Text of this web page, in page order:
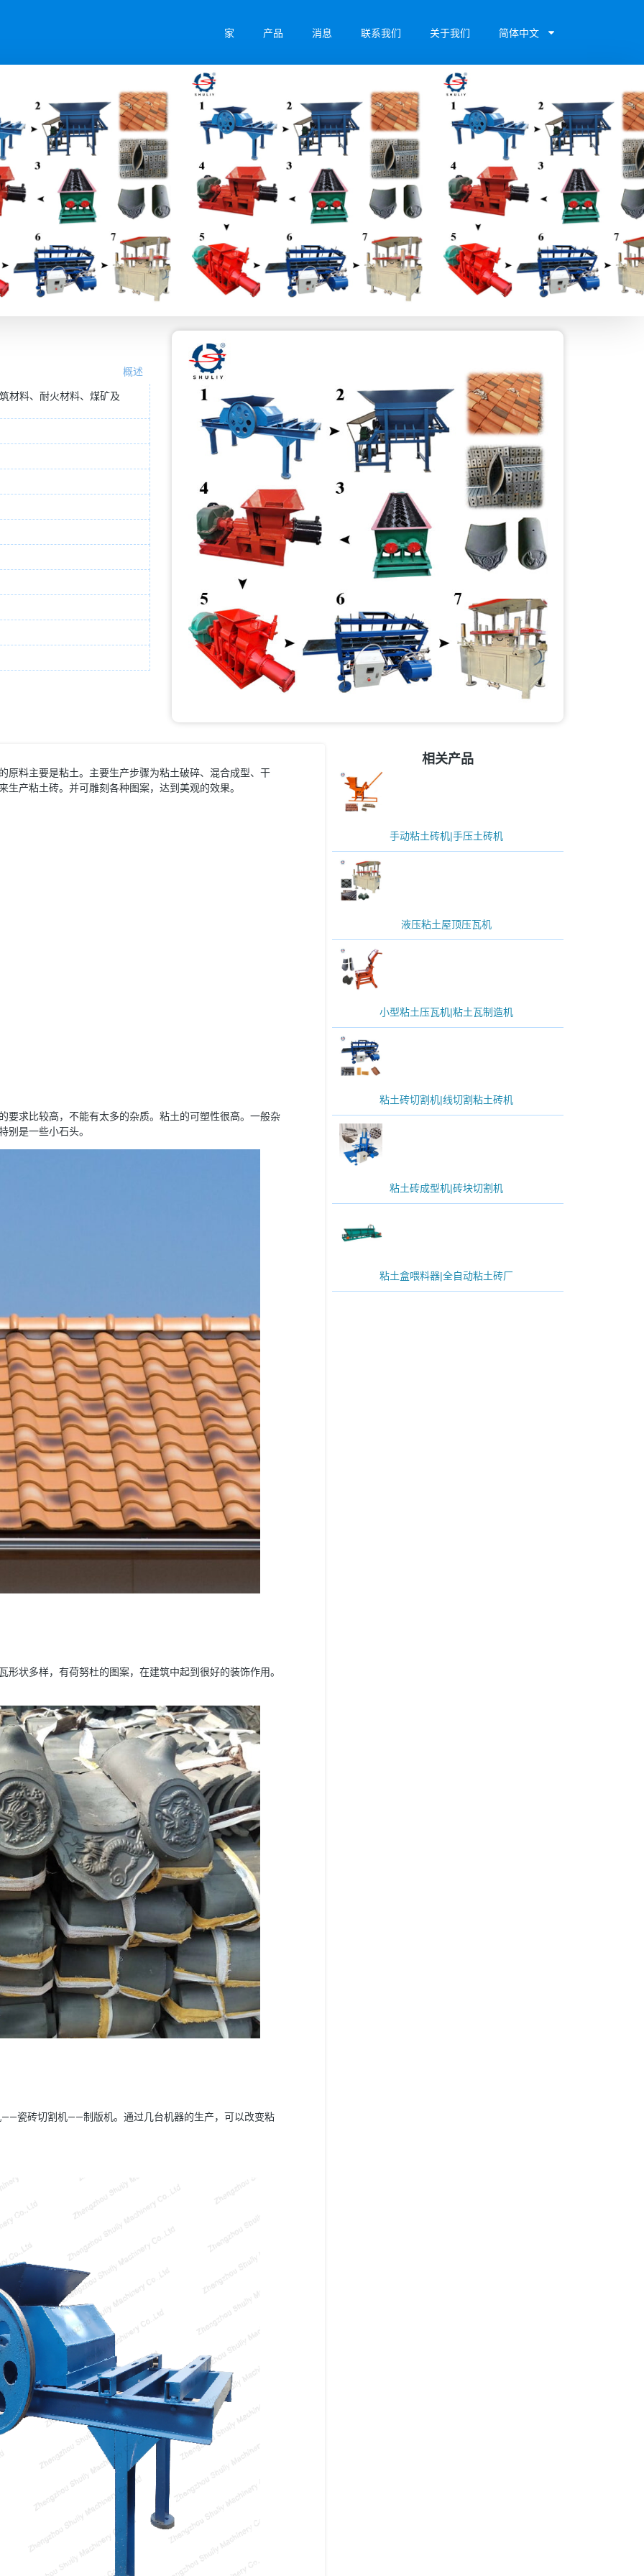
家 产品 消息 联系我们 关于我们 简体中文
概述
材料、耐火材料、煤矿及
原料主要是粘土。主要生产步骤为粘土破碎、混合成型、干
产粘土砖。并可雕刻各种图案，达到美观的效果。
要求比较高，不能有太多的杂质。粘土的可塑性很高。一般杂
别是一些小石头。
状多样，有荷努杜的图案，在建筑中起到很好的装饰作用。
砖切割机——制版机。通过几台机器的生产，可以改变粘
相关产品
手动粘土砖机|手压土砖机
液压粘土屋顶压瓦机
小型粘土压瓦机|粘土瓦制造机
粘土砖切割机|线切割粘土砖机
粘土砖成型机|砖块切割机
粘土盒喂料器|全自动粘土砖厂